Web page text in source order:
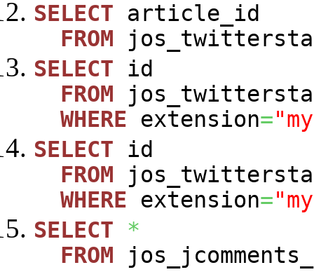
SELECT article_id
FROM
SELECT id
FROM
WHERE extension=
SELECT id
FROM
WHERE extension=
SELECT
*
FROM